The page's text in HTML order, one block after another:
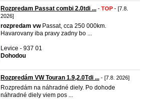
Rozpredam Passat combi 2.0tdi ... - TOP - [7.8.
2026]
rozpredam vwPassat, cca 250 000km.
Havarovany iba pravy zadny bo ...
Levice - 937 01
Dohodou
Rozpredám VW Touran 1.9,2.0Tdi ... - [7.8. 2026]
Rozpredám na náhradné diely. Po dohode
náhradné diely viem pos ...